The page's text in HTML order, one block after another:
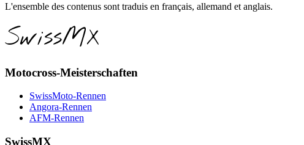
L'ensemble des contenus sont traduis en français, allemand et anglais.
SwissMX
Motocross-Meisterschaften
SwissMoto-Rennen
Angora-Rennen
AFM-Rennen
SwissMX